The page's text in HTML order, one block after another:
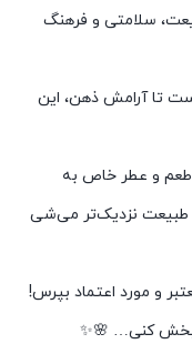
سلامتی و فرهنگ
تا آرامش ذهن، این
طعم و عطر خاص به
طبیعت نزدیک‌تر می‌شی
و مورد اعتماد بپرس!
پخش کنی… 🌸✨